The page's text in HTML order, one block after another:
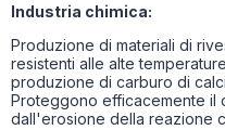
Industria chimica:
Produzione di materiali di
resistenti alle alte
produzione di carburo di
Proteggono efficacemente il
dall'erosione della reazione